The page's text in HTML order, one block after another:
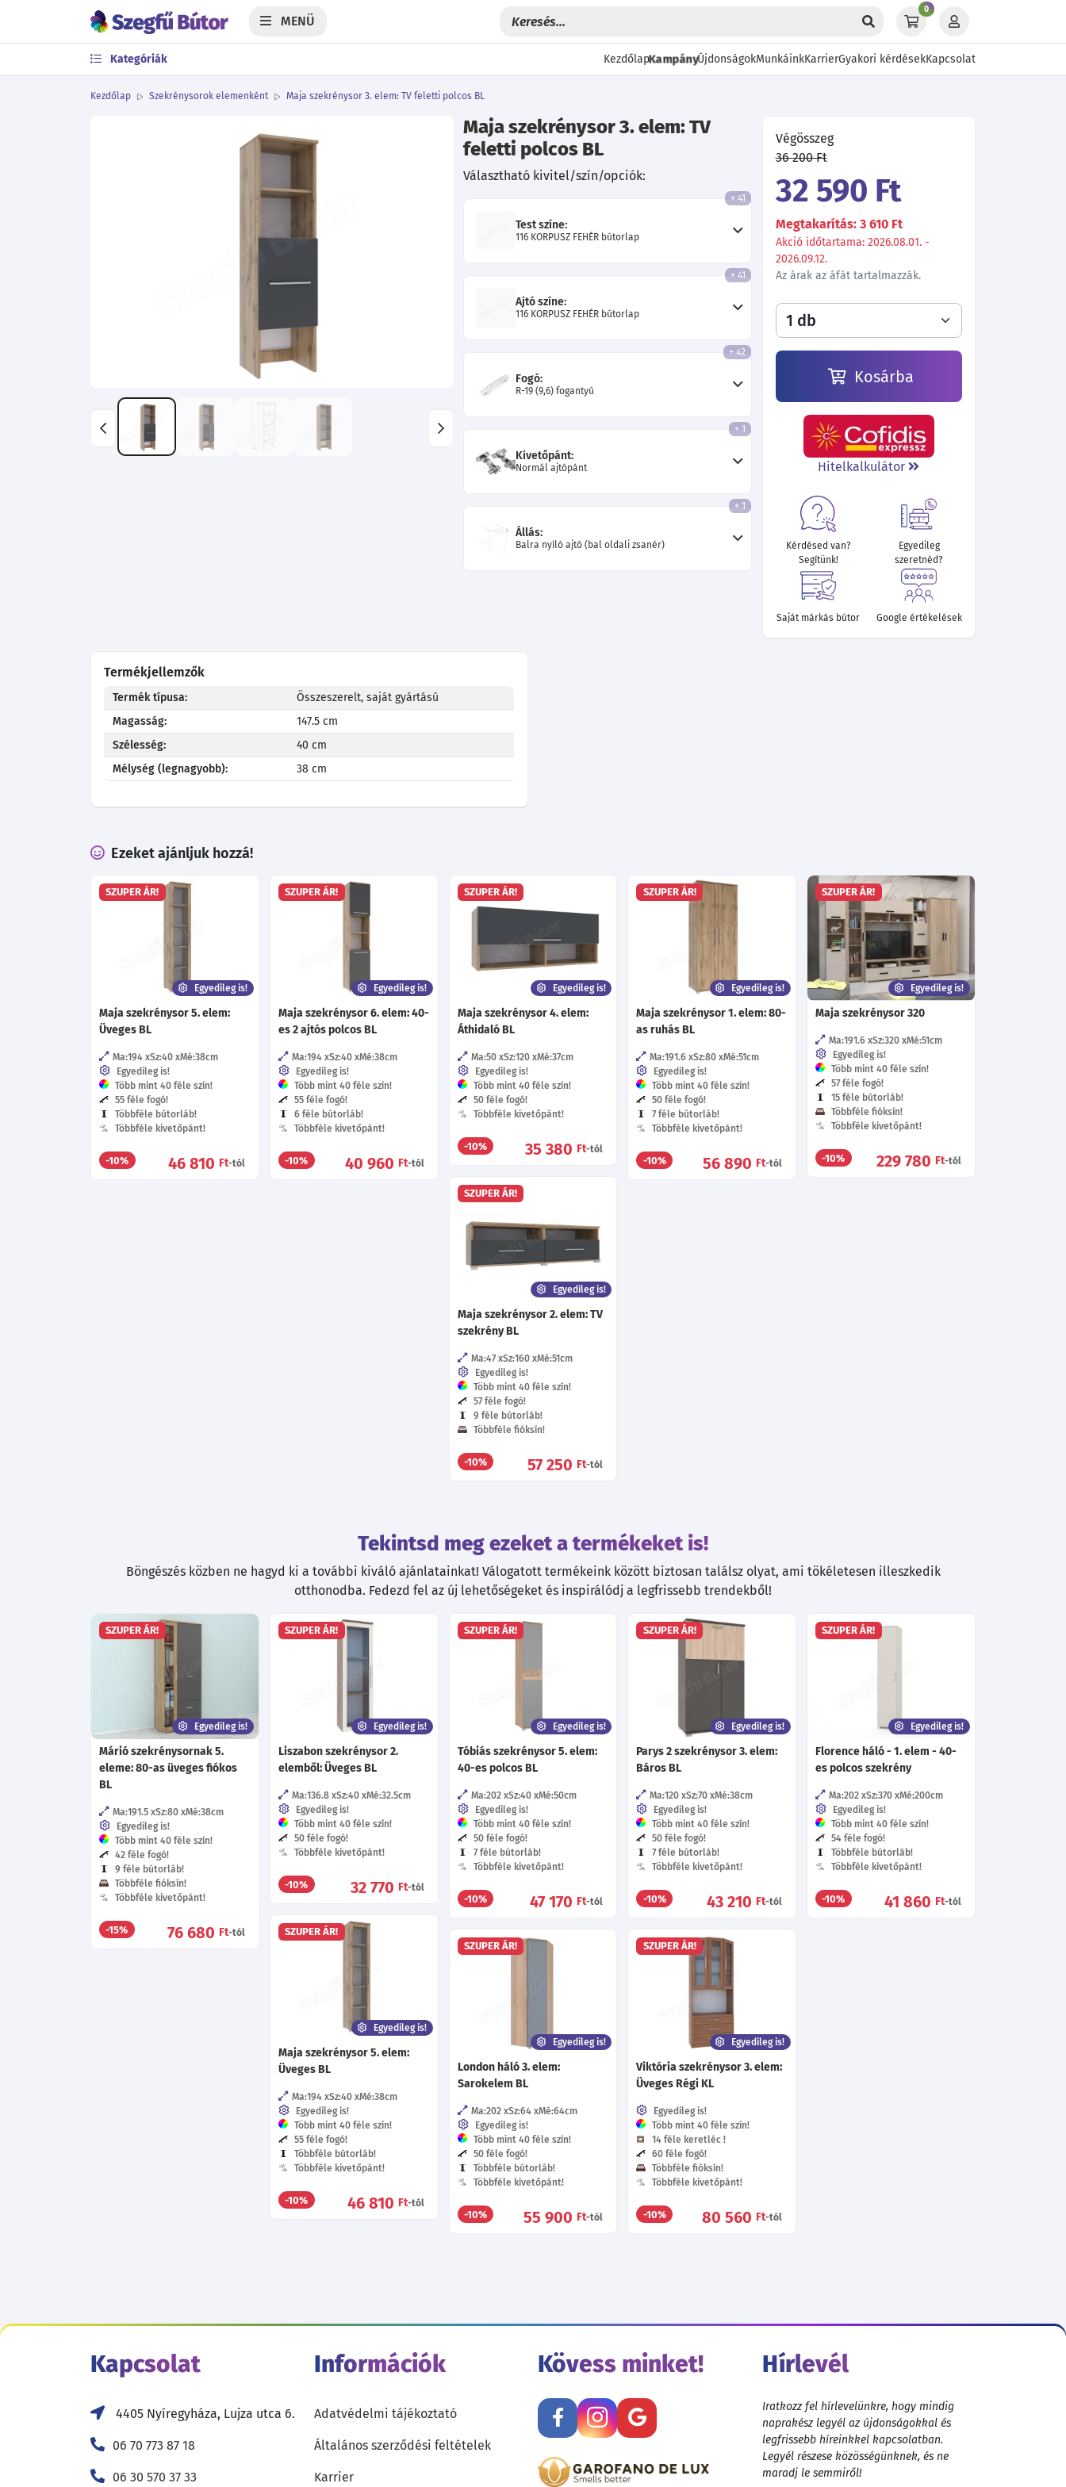
MENÜ
0
Kategóriák KezdőlapKampányÚjdonságokMunkáinkKarrierGyakori kérdésekKapcsolat
Kezdőlap Szekrénysorok elemenként Maja szekrénysor 3. elem: TV feletti polcos BL
Maja szekrénysor 3. elem: TV
feletti polcos BL
Választható kivitel/szín/opciók:
Test színe:
116 KORPUSZ FEHÉR bútorlap
+ 41
Ajtó színe:
116 KORPUSZ FEHÉR bútorlap
+ 41
Fogó:
R-19 (9,6) fogantyú
+ 42
Kivetőpánt:
Normál ajtópánt
+ 1
Állás:
Balra nyíló ajtó (bal oldali zsanér)
+ 1
Végösszeg
36 200 Ft
32 590 Ft
Megtakarítás: 3 610 Ft
Akció időtartama: 2026.08.01. -
2026.09.12.
Az árak az áfát tartalmazzák.
Kosárba
Hitelkalkulátor
Kérdésed van?
Segítünk!
Egyedileg
szeretnéd?
Saját márkás bútor Google értékelések
Termékjellemzők
Termék típusa:
Összeszerelt, saját gyártású
Magasság:
147.5 cm
Szélesség:
40 cm
Mélység (legnagyobb):
38 cm
Ezeket ajánljuk hozzá!
SZUPER ÁR!
Egyedileg is!
Maja szekrénysor 5. elem:
Üveges BL
Ma:194 Sz:40 Mé:38cm
Egyedileg is!
Több mint 40 féle szín!
55 féle fogó!
Többféle bútorláb!
Többféle kivetőpánt!
-10% 46 810 Ft-tól
SZUPER ÁR!
Egyedileg is!
Maja szekrénysor 6. elem: 40-
es 2 ajtós polcos BL
Ma:194 Sz:40 Mé:38cm
Egyedileg is!
Több mint 40 féle szín!
55 féle fogó!
6 féle bútorláb!
Többféle kivetőpánt!
-10% 40 960 Ft-tól
SZUPER ÁR!
Egyedileg is!
Maja szekrénysor 4. elem:
Áthidaló BL
Ma:50 Sz:120 Mé:37cm
Egyedileg is!
Több mint 40 féle szín!
50 féle fogó!
Többféle kivetőpánt!
-10% 35 380 Ft-tól
SZUPER ÁR!
Egyedileg is!
Maja szekrénysor 1. elem: 80-
as ruhás BL
Ma:191.6 Sz:80 Mé:51cm
Egyedileg is!
Több mint 40 féle szín!
50 féle fogó!
7 féle bútorláb!
Többféle kivetőpánt!
-10% 56 890 Ft-tól
SZUPER ÁR!
Egyedileg is!
Maja szekrénysor 320
Ma:191.6 Sz:320 Mé:51cm
Egyedileg is!
Több mint 40 féle szín!
57 féle fogó!
15 féle bútorláb!
Többféle fióksín!
Többféle kivetőpánt!
-10% 229 780 Ft-tól
SZUPER ÁR!
Egyedileg is!
Maja szekrénysor 2. elem: TV
szekrény BL
Ma:47 Sz:160 Mé:51cm
Egyedileg is!
Több mint 40 féle szín!
57 féle fogó!
9 féle bútorláb!
Többféle fióksín!
-10% 57 250 Ft-tól
Tekintsd meg ezeket a termékeket is!
Böngészés közben ne hagyd ki a további kiváló ajánlatainkat! Válogatott termékeink között biztosan találsz olyat, ami tökéletesen illeszkedik
otthonodba. Fedezd fel az új lehetőségeket és inspirálódj a legfrissebb trendekből!
SZUPER ÁR!
Egyedileg is!
Márió szekrénysornak 5.
eleme: 80-as üveges fiókos
BL
Ma:191.5 Sz:80 Mé:38cm
Egyedileg is!
Több mint 40 féle szín!
42 féle fogó!
9 féle bútorláb!
Többféle fióksín!
Többféle kivetőpánt!
-15% 76 680 Ft-tól
SZUPER ÁR!
Egyedileg is!
Liszabon szekrénysor 2.
elemből: Üveges BL
Ma:136.8 Sz:40 Mé:32.5cm
Egyedileg is!
Több mint 40 féle szín!
50 féle fogó!
Többféle kivetőpánt!
-10% 32 770 Ft-tól
SZUPER ÁR!
Egyedileg is!
Tóbiás szekrénysor 5. elem:
40-es polcos BL
Ma:202 Sz:40 Mé:50cm
Egyedileg is!
Több mint 40 féle szín!
50 féle fogó!
7 féle bútorláb!
Többféle kivetőpánt!
-10% 47 170 Ft-tól
SZUPER ÁR!
Egyedileg is!
Parys 2 szekrénysor 3. elem:
Báros BL
Ma:120 Sz:70 Mé:38cm
Egyedileg is!
Több mint 40 féle szín!
50 féle fogó!
7 féle bútorláb!
Többféle kivetőpánt!
-10% 43 210 Ft-tól
SZUPER ÁR!
Egyedileg is!
Florence háló - 1. elem - 40-
es polcos szekrény
Ma:202 Sz:370 Mé:200cm
Egyedileg is!
Több mint 40 féle szín!
54 féle fogó!
Többféle bútorláb!
Többféle kivetőpánt!
-10% 41 860 Ft-tól
SZUPER ÁR!
Egyedileg is!
Maja szekrénysor 5. elem:
Üveges BL
Ma:194 Sz:40 Mé:38cm
Egyedileg is!
Több mint 40 féle szín!
55 féle fogó!
Többféle bútorláb!
Többféle kivetőpánt!
-10% 46 810 Ft-tól
SZUPER ÁR!
Egyedileg is!
London háló 3. elem:
Sarokelem BL
Ma:202 Sz:64 Mé:64cm
Egyedileg is!
Több mint 40 féle szín!
50 féle fogó!
Többféle bútorláb!
Többféle kivetőpánt!
-10% 55 900 Ft-tól
SZUPER ÁR!
Egyedileg is!
Viktória szekrénysor 3. elem:
Üveges Régi KL
Egyedileg is!
Több mint 40 féle szín!
14 féle keretléc !
60 féle fogó!
Többféle fióksín!
Többféle kivetőpánt!
-10% 80 560 Ft-tól
Kapcsolat
4405 Nyíregyháza, Lujza utca 6.
06 70 773 87 18
06 30 570 37 33
Információk
Adatvédelmi tájékoztató
Általános szerződési feltételek
Karrier
Kövess minket! Hírlevél
Iratkozz fel hírlevelünkre, hogy mindig
naprakész legyél az újdonságokkal és
legfrissebb híreinkkel kapcsolatban.
Legyél részese közösségünknek, és ne
maradj le semmiről!